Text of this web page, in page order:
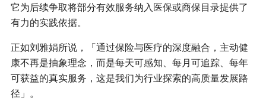
它为后续争取将部分有效服务纳入医保或商保目录提供了
有力的实践依据。
正如刘雅娟所说，「通过保险与医疗的深度融合，主动健
康不再是抽象理念，而是每天可感知、每月可追踪、每年
可获益的真实服务，这是我们为行业探索的高质量发展路
径」。